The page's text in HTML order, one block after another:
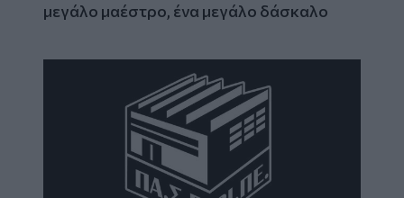
μεγάλο μαέστρο, ένα μεγάλο δάσκαλο